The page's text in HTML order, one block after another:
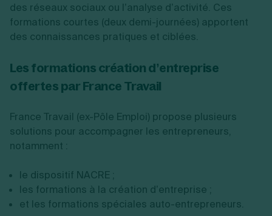
des réseaux sociaux ou l’analyse d’activité. Ces
formations courtes (deux demi-journées) apportent
des connaissances pratiques et ciblées.
Les formations création d’entreprise
offertes par France Travail
France Travail (ex-Pôle Emploi) propose plusieurs
solutions pour accompagner les entrepreneurs,
notamment :
le dispositif NACRE ;
les formations à la création d’entreprise ;
et les formations spéciales auto-entrepreneurs.